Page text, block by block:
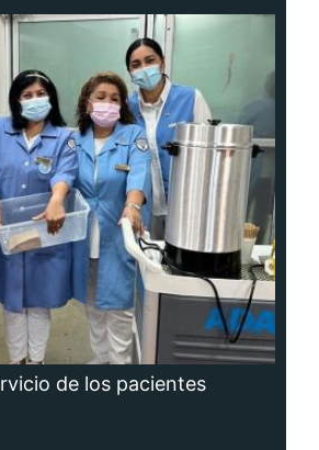
de los pacientes